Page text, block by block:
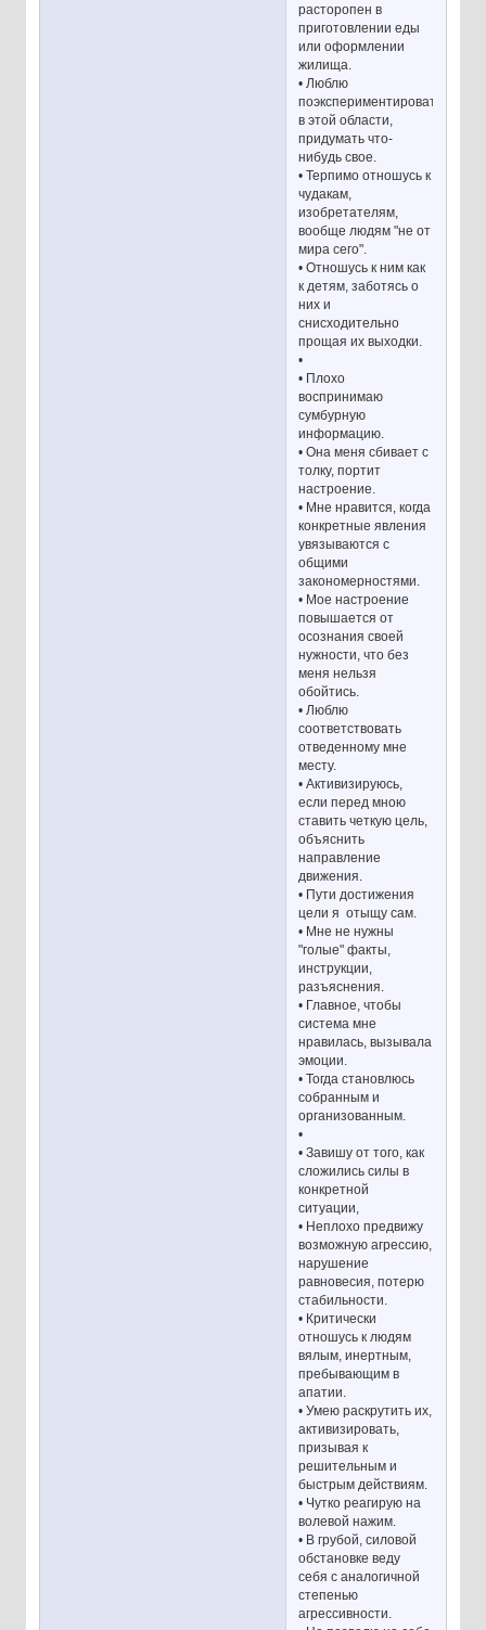
расторопен в
приготовлении еды
или оформлении
жилища.
• Люблю
поэкспериментировать
в этой области,
придумать что-
нибудь свое.
• Терпимо отношусь к
чудакам,
изобретателям,
вообще людям "не от
мира сего".
• Отношусь к ним как
к детям, заботясь о
них и
снисходительно
прощая их выходки.
•
• Плохо
воспринимаю
сумбурную
информацию.
• Она меня сбивает с
толку, портит
настроение.
• Мне нравится, когда
конкретные явления
увязываются с
общими
закономерностями.
• Мое настроение
повышается от
осознания своей
нужности, что без
меня нельзя
обойтись.
• Люблю
соответствовать
отведенному мне
месту.
• Активизируюсь,
если перед мною
ставить четкую цель,
объяснить
направление
движения.
• Пути достижения
цели я отыщу сам.
• Мне не нужны
"голые" факты,
инструкции,
разъяснения.
• Главное, чтобы
система мне
нравилась, вызывала
эмоции.
• Тогда становлюсь
собранным и
организованным.
•
• Завишу от того, как
сложились силы в
конкретной
ситуации,
• Неплохо предвижу
возможную агрессию,
нарушение
равновесия, потерю
стабильности.
• Критически
отношусь к людям
вялым, инертным,
пребывающим в
апатии.
• Умею раскрутить их,
активизировать,
призывая к
решительным и
быстрым действиям.
• Чутко реагирую на
волевой нажим.
• В грубой, силовой
обстановке веду
себя с аналогичной
степенью
агрессивности.